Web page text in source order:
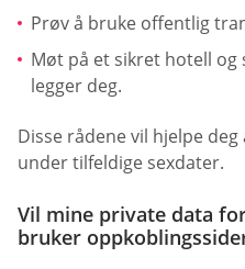
Prøv å bruke offentlig
Møt på et sikret hotell
legger deg.
Disse rådene vil hjelpe
under tilfeldige sexdater.
Vil mine private data
bruker